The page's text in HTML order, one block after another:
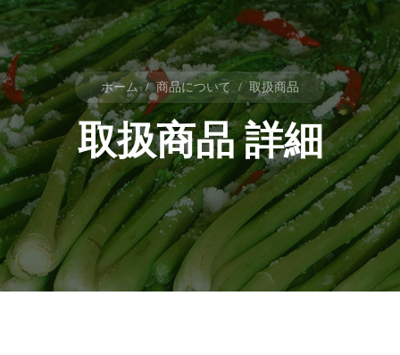
ホーム / 商品について / 取扱商品
取扱商品 詳細